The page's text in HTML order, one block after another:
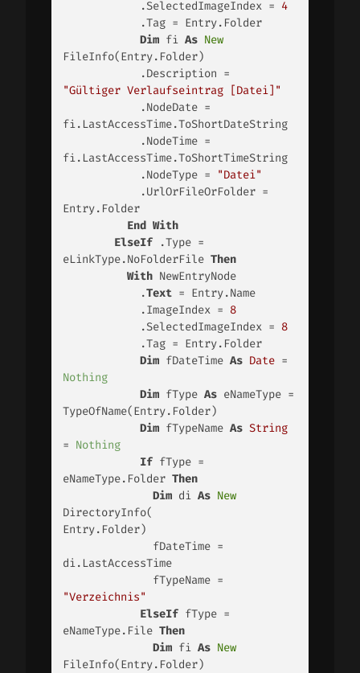
            .SelectedImageIndex =
4
Dim fi As New
FileInfo(Entry.Folder)
"Gültiger Verlaufseintrag [Datei]"
fi.LastAccessTime.ToShortDateString
fi.LastAccessTime.ToShortTimeString
            .NodeType =
"Datei"
Entry.Folder
End With
ElseIf .Type =
eLinkType.NoFolderFile Then
With NewEntryNode
            .
Text = Entry.Name
            .ImageIndex =
8
            .SelectedImageIndex =
8
Dim fDateTime As Date
Nothing
Dim fType As eNameType =
TypeOfName(Entry.Folder)
Dim fTypeName As String
= Nothing
If fType =
eNameType.Folder Then
Dim di As New
DirectoryInfo(
Entry.Folder)
di.LastAccessTime
"Verzeichnis"
ElseIf fType =
eNameType.File Then
Dim fi As New
FileInfo(Entry.Folder)